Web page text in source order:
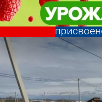
История
спустя
История
История
спустя
История
по
валют